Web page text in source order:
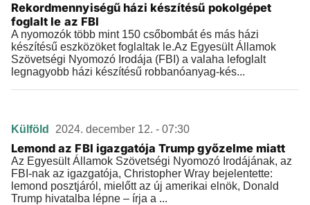
Rekordmennyiségű házi készítésű pokolgépet
foglalt le az FBI
A nyomozók több mint 150 csőbombát és más házi
készítésű eszközöket foglaltak le.Az Egyesült Államok
Szövetségi Nyomozó Irodája (FBI) a valaha lefoglalt
legnagyobb házi készítésű robbanóanyag-kés...
Külföld 2024. december 12. - 07:30
Lemond az FBI igazgatója Trump győzelme miatt
Az Egyesült Államok Szövetségi Nyomozó Irodájának, az
FBI-nak az igazgatója, Christopher Wray bejelentette:
lemond posztjáról, mielőtt az új amerikai elnök, Donald
Trump hivatalba lépne – írja a ...